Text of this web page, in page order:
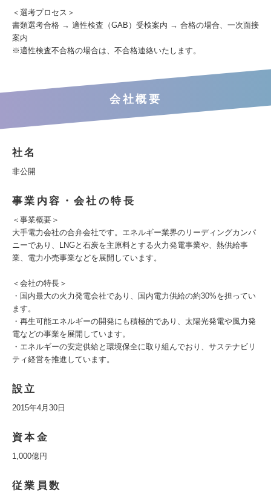
＜選考プロセス＞
書類選考合格 → 適性検査（GAB）受検案内 → 合格の場合、一次面接
案内
※適性検査不合格の場合は、不合格連絡いたします。
会社概要
社名
非公開
事業内容・会社の特長
＜事業概要＞
大手電力会社の合弁会社です。エネルギー業界のリーディングカンパ
ニーであり、LNGと石炭を主原料とする火力発電事業や、熱供給事
業、電力小売事業などを展開しています。
＜会社の特長＞
・国内最大の火力発電会社であり、国内電力供給の約30%を担ってい
ます。
・再生可能エネルギーの開発にも積極的であり、太陽光発電や風力発
電などの事業を展開しています。
・エネルギーの安定供給と環境保全に取り組んでおり、サステナビリ
ティ経営を推進しています。
設立
2015年4月30日
資本金
1,000億円
従業員数